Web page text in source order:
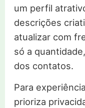
um perfil
descrições
atualizar com
só a
dos contatos.
Para
prioriza